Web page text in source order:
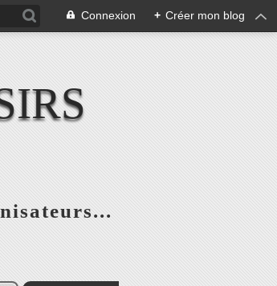
Connexion + Créer mon blog